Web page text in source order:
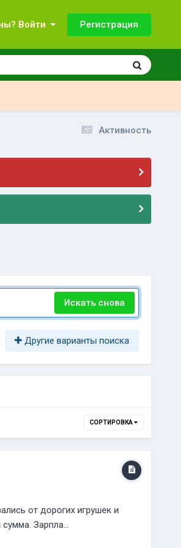
Войти Регистрация
Активность
Искать снова
Другие варианты поиска
СОРТИРОВКА
от дорогих игрушек и
Зарпла...